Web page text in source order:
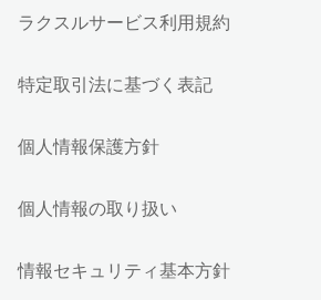
ラクスルサービス利用規約
特定取引法に基づく表記
個人情報保護方針
個人情報の取り扱い
情報セキュリティ基本方針